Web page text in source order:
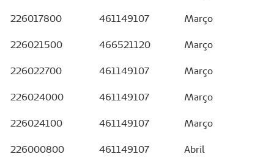
226017800 461149107 Março
226021500 466521120 Março
226022700 461149107 Março
226024000 461149107 Março
226024100 461149107 Março
226000800 461149107 Abril